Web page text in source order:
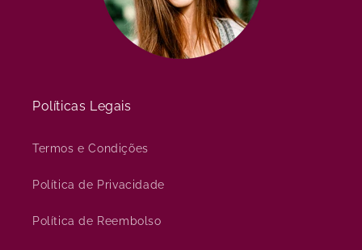
Políticas Legais
Termos e Condições
Política de Privacidade
Política de Reembolso